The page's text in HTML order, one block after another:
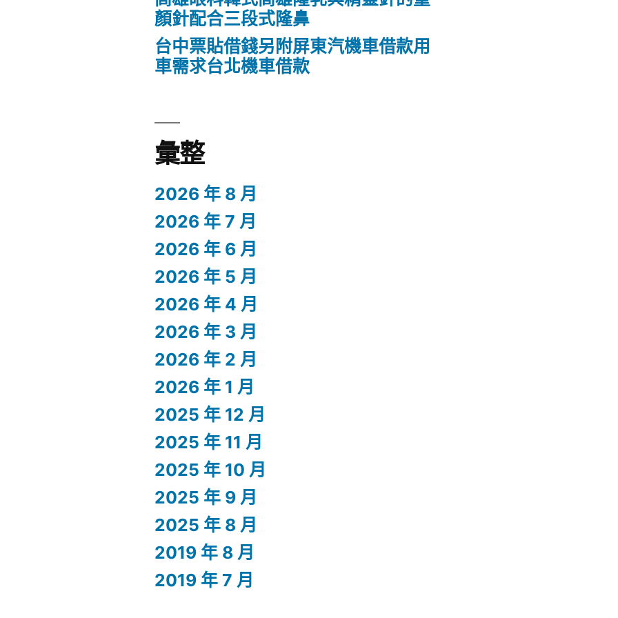
顏針配合三段式隆鼻
台中票貼借錢另附屏東汽機車借款用
車需求台北機車借款
彙整
2026 年 8 月
2026 年 7 月
2026 年 6 月
2026 年 5 月
2026 年 4 月
2026 年 3 月
2026 年 2 月
2026 年 1 月
2025 年 12 月
2025 年 11 月
2025 年 10 月
2025 年 9 月
2025 年 8 月
2019 年 8 月
2019 年 7 月